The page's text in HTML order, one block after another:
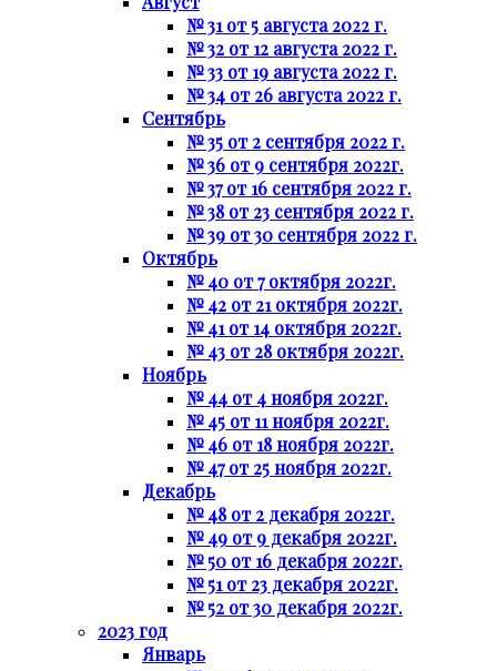
№ 31 от 5 августа 2022 г.
№ 32 от 12 августа 2022 г.
№ 33 от 19 августа 2022 г.
№ 34 от 26 августа 2022 г.
Сентябрь
№ 35 от 2 сентября 2022 г.
№ 36 от 9 сентября 2022г.
№ 37 от 16 сентября 2022 г.
№ 38 от 23 сентября 2022 г.
№ 39 от 30 сентября 2022 г.
Октябрь
№ 40 от 7 октября 2022г.
№ 42 от 21 октября 2022г.
№ 41 от 14 октября 2022г.
№ 43 от 28 октября 2022г.
Ноябрь
№ 44 от 4 ноября 2022г.
№ 45 от 11 ноября 2022г.
№ 46 от 18 ноября 2022г.
№ 47 от 25 ноября 2022г.
Декабрь
№ 48 от 2 декабря 2022г.
№ 49 от 9 декабря 2022г.
№ 50 от 16 декабря 2022г.
№ 51 от 23 декабря 2022г.
№ 52 от 30 декабря 2022г.
2023 год
Январь